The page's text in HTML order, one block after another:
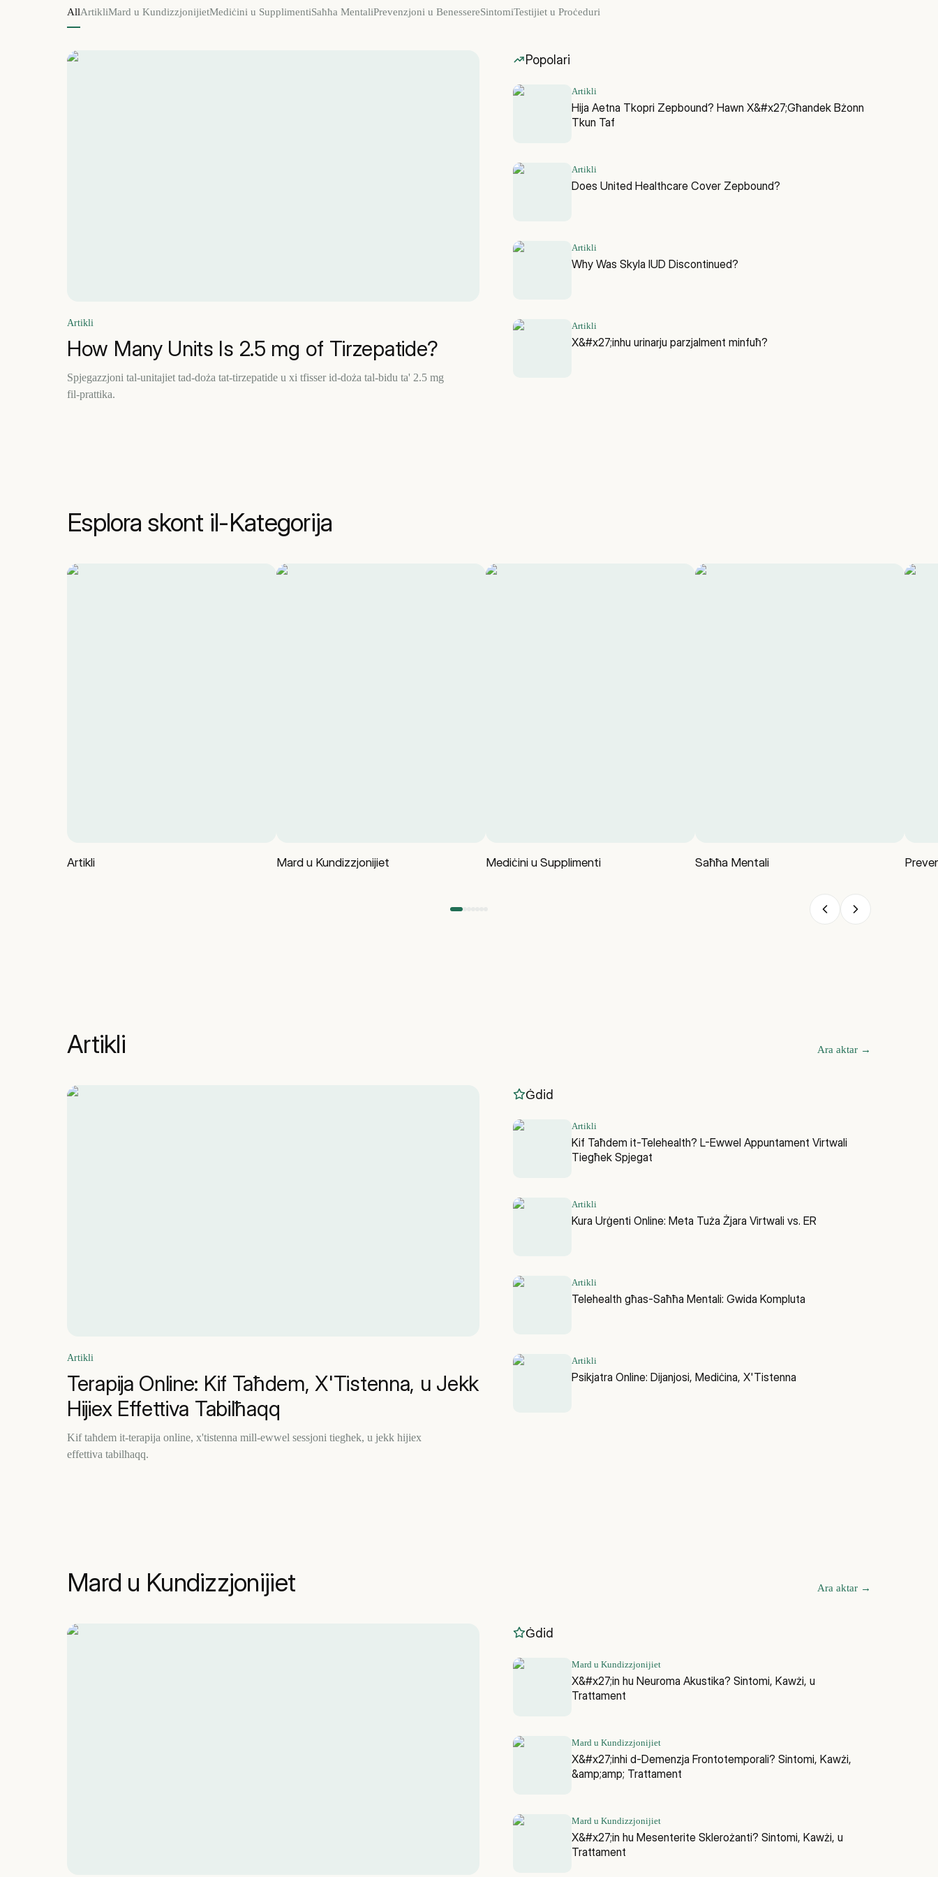
AllArtikliMard u KundizzjonijietMediċini u SupplimentiSaħħa MentaliPrevenzjoni u BenessereSintomiTestijiet u Proċeduri
Artikli
How Many Units Is 2.5 mg of Tirzepatide?
Spjegazzjoni tal-unitajiet tad-doża tat-tirzepatide u xi tfisser id-doża tal-bidu ta' 2.5 mg
fil-prattika.
Popolari
Artikli
Hija Aetna Tkopri Zepbound? Hawn X&#x27;Għandek Bżonn
Tkun Taf
Artikli
Does United Healthcare Cover Zepbound?
Artikli
Why Was Skyla IUD Discontinued?
Artikli
X&#x27;inhu urinarju parzjalment minfuħ?
Esplora skont il-Kategorija
Artikli Mard u Kundizzjonijiet Mediċini u Supplimenti Saħħa Mentali
Artikli Ara aktar →
Artikli
Terapija Online: Kif Taħdem, X'Tistenna, u Jekk
Hijiex Effettiva Tabilħaqq
Kif taħdem it-terapija online, x'tistenna mill-ewwel sessjoni tiegħek, u jekk hijiex
effettiva tabilħaqq.
Ġdid
Artikli
Kif Taħdem it-Telehealth? L-Ewwel Appuntament Virtwali
Tiegħek Spjegat
Artikli
Kura Urġenti Online: Meta Tuża Żjara Virtwali vs. ER
Artikli
Telehealth għas-Saħħa Mentali: Gwida Kompluta
Artikli
Psikjatra Online: Dijanjosi, Mediċina, X'Tistenna
Mard u Kundizzjonijiet Ara aktar →
Ġdid
Mard u Kundizzjonijiet
X&#x27;in hu Neuroma Akustika? Sintomi, Kawżi, u
Trattament
Mard u Kundizzjonijiet
X&#x27;inhi d-Demenzja Frontotemporali? Sintomi, Kawżi,
&amp;amp; Trattament
Mard u Kundizzjonijiet
X&#x27;in hu Mesenterite Sklerożanti? Sintomi, Kawżi, u
Trattament